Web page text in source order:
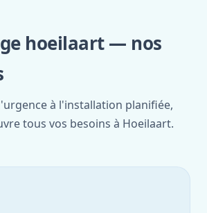
hoeilaart — nos
à l'installation planifiée,
tous vos besoins à Hoeilaart.